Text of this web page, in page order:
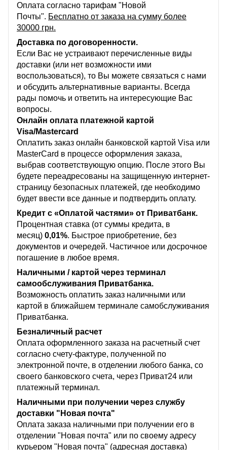
Оплата согласно тарифам "Новой
Почты". Бесплатно от заказа на сумму более
30000 грн.
Доставка по договоренности.
Если Вас не устраивают перечисленные виды
доставки (или нет возможности ими
воспользоваться), то Вы можете связаться с нами
и обсудить альтернативные варианты. Всегда
рады помочь и ответить на интересующие Вас
вопросы.
Онлайн оплата платежной картой
Visa/Mastercard
Оплатить заказ онлайн банковской картой Visa или
MasterCard в процессе оформления заказа,
выбрав соответствующую опцию. После этого Вы
будете переадресованы на защищенную интернет-
страницу безопасных платежей, где необходимо
будет ввести все данные и подтвердить оплату.
Кредит с «Оплатой частями» от Приватбанк.
Процентная ставка (от суммы кредита, в
месяц) 0,01%. Быстрое приобретение, без
документов и очередей. Частичное или досрочное
погашение в любое время.
Наличными / картой через терминал
самообслуживания Приватбанка.
Возможность оплатить заказ наличными или
картой в ближайшем терминале самобслуживания
Приватбанка.
Безналичный расчет
Оплата оформленного заказа на расчетный счет
согласно счету-фактуре, полученной по
электронной почте, в отделении любого банка, со
своего банковского счета, через Приват24 или
платежный терминал.
Наличными при получении через службу
доставки "Новая почта"
Оплата заказа наличными при получении его в
отделении "Новая почта" или по своему адресу
курьером "Новая почта" (адресная доставка)